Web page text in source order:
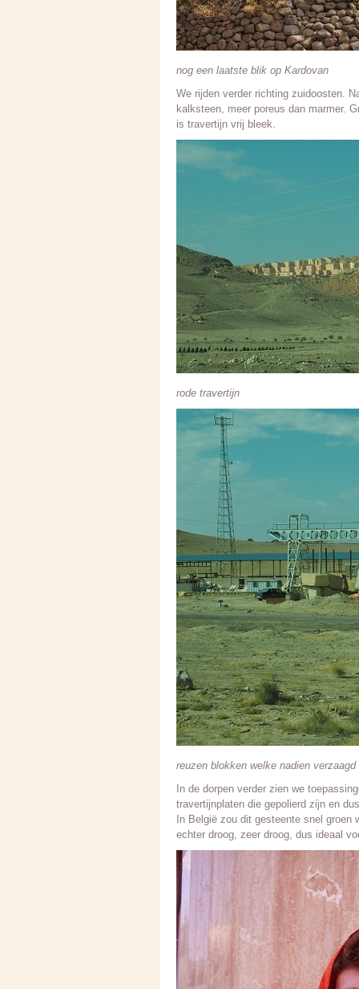
nog een laatste blik op Kardovan
We rijden verder richting zuidoosten.
kalksteen, meer poreus dan marmer.
is travertijn vrij bleek.
rode travertijn
reuzen blokken welke nadien verzaagd
In de dorpen verder zien we
travertijnplaten die gepolierd zijn en
In België zou dit gesteente snel
echter droog, zeer droog, dus ideaal